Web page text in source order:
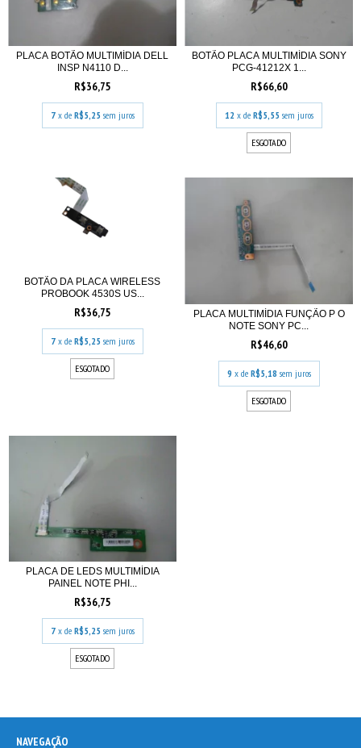
PLACA BOTÃO MULTIMÍDIA DELL
INSP N4110 D...
R$36,75
7 x de R$5,25 sem juros
BOTÃO PLACA MULTIMÍDIA SONY
PCG-41212X 1...
R$66,60
12 x de R$5,55 sem juros
ESGOTADO
BOTÃO DA PLACA WIRELESS
PROBOOK 4530S US...
R$36,75
7 x de R$5,25 sem juros
ESGOTADO
PLACA MULTIMÍDIA FUNÇÃO P O
NOTE SONY PC...
R$46,60
9 x de R$5,18 sem juros
ESGOTADO
PLACA DE LEDS MULTIMÍDIA
PAINEL NOTE PHI...
R$36,75
7 x de R$5,25 sem juros
ESGOTADO
NAVEGAÇÃO